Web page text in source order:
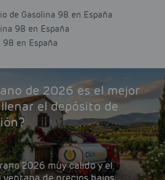
de Gasolina 98 en España
98 en España
98 en España
de 2026 es el mejor
el depósito de
2026 muy cálido y el